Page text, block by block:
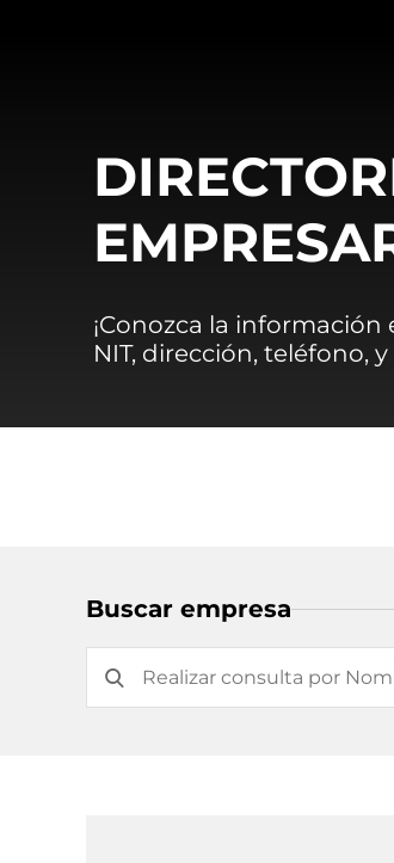
¡Conozca la
NIT, dirección, teléfono,
Buscar empresa